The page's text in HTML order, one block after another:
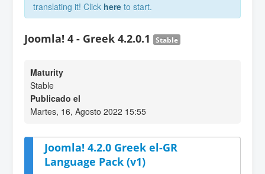
translating it! Click here to start.
Joomla! 4 - Greek 4.2.0.1 Stable
Maturity
Stable
Publicado el
Martes, 16, Agosto 2022 15:55
Joomla! 4.2.0 Greek el-GR
Language Pack (v1)